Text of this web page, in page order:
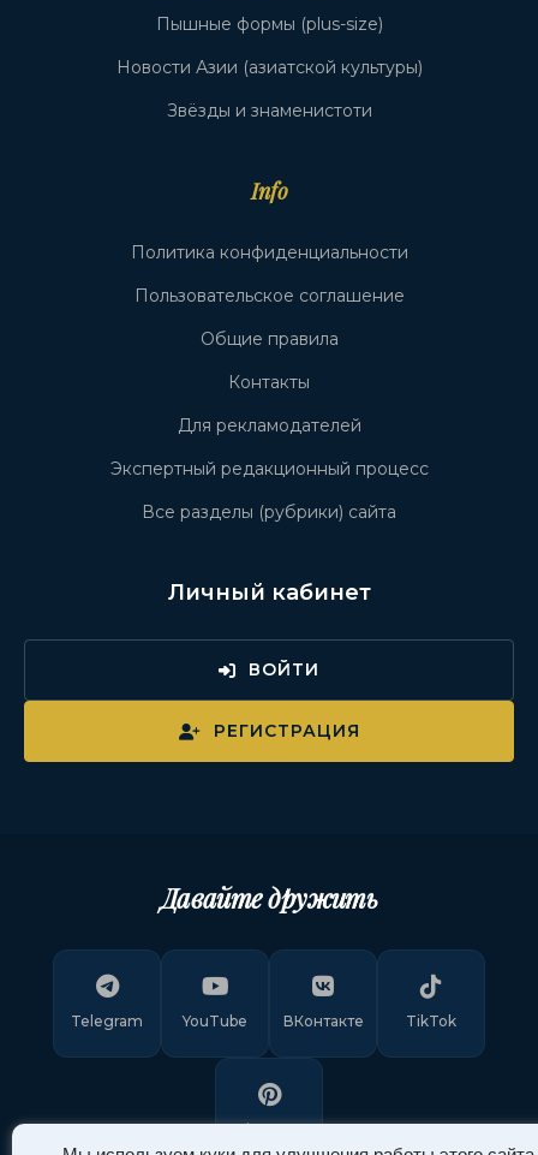
Пышные формы (plus-size)
Новости Азии (азиатской культуры)
Звёзды и знаменистоти
Info
Политика конфиденциальности
Пользовательское соглашение
Общие правила
Контакты
Для рекламодателей
Экспертный редакционный процесс
Все разделы (рубрики) сайта
Личный кабинет
ВОЙТИ
РЕГИСТРАЦИЯ
Давайте дружить
Telegram YouTube ВКонтакте TikTok
Pinterest